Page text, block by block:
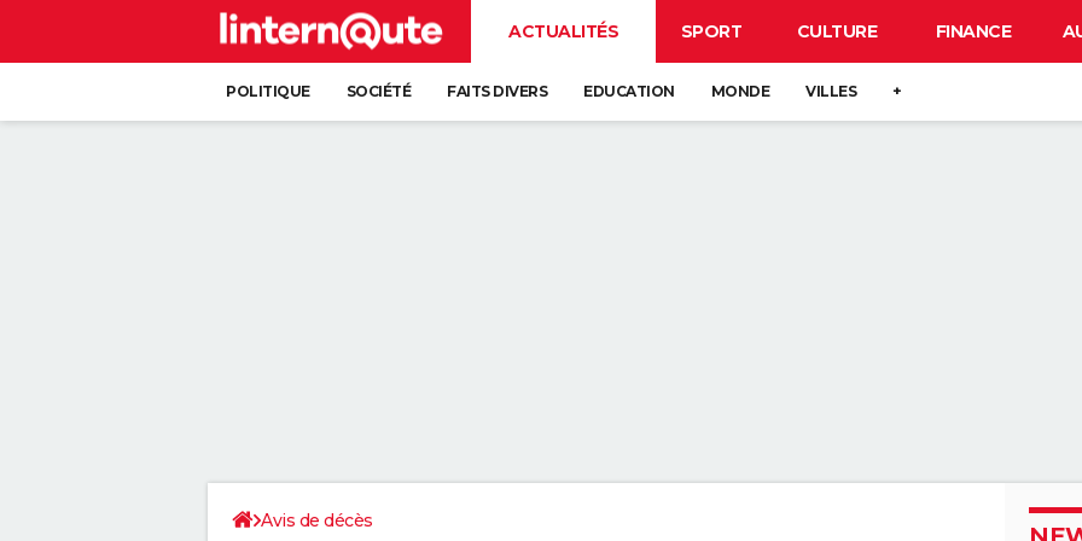
ACTUALITÉS SPORT CULTURE FINANCE
POLITIQUE SOCIÉTÉ FAITS DIVERS EDUCATION MONDE VILLES +
Avis de décès